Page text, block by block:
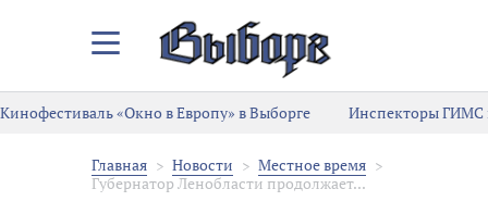
Закрыть/
меню
Кинофестиваль «Окно в Европу» в Выборге
Инспекторы ГИМС
Главная Новости
Местное время
Губернатор Ленобласти продолжает...